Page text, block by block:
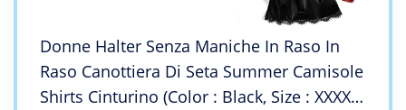
Donne Halter Senza Maniche In Raso In
Raso Canottiera Di Seta Summer Camisole
Shirts Cinturino (Color : Black, Size : XXXX-